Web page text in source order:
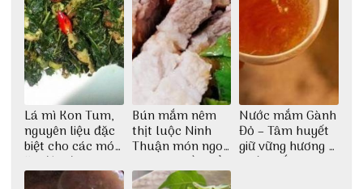
Lá mì Kon Tum,
nguyên liệu đặc
biệt cho các món
ăn độc đáo
Bún mắm nêm
thịt luộc Ninh
Thuận món ngon
dân dã miền biển
Nước mắm Gành
Đỏ – Tâm huyết
giữ vững hương vị
nước mắm sau